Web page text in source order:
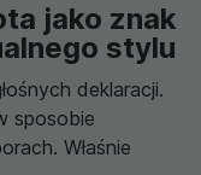
jako znak
stylu
deklaracji.
sposobie
Właśnie